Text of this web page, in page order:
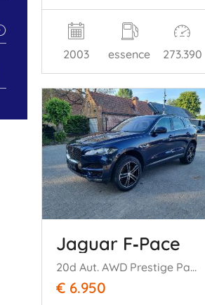
2003 essence 273.390
Jaguar F‑Pace
20d Aut. AWD Prestige Pano
€ 6.950